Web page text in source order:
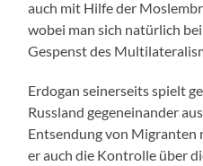
auch mit Hilfe der
wobei man sich natürlich
Gespenst des
Erdogan seinerseits spielt
Russland gegeneinander
Entsendung von Migranten
er auch die Kontrolle über